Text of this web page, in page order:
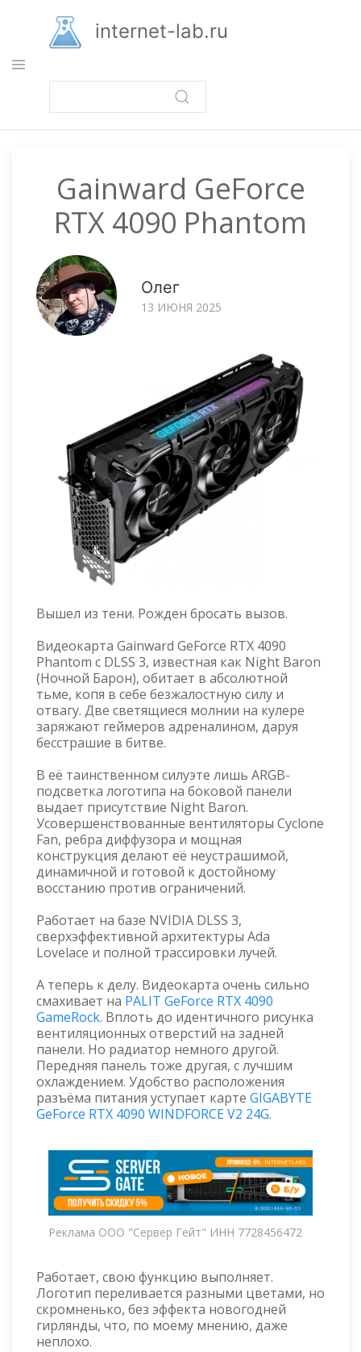
основному
содержанию
internet-lab.ru
Gainward GeForce
RTX 4090 Phantom
Олег
13 ИЮНЯ 2025
Вышел из тени. Рожден бросать вызов.
Видеокарта Gainward GeForce RTX 4090
Phantom с DLSS 3, известная как Night Baron
(Ночной Барон), обитает в абсолютной
тьме, копя в себе безжалостную силу и
отвагу. Две светящиеся молнии на кулере
заряжают геймеров адреналином, даруя
бесстрашие в битве.
В её таинственном силуэте лишь ARGB-
подсветка логотипа на боковой панели
выдает присутствие Night Baron.
Усовершенствованные вентиляторы Cyclone
Fan, ребра диффузора и мощная
конструкция делают её неустрашимой,
динамичной и готовой к достойному
восстанию против ограничений.
Работает на базе NVIDIA DLSS 3,
сверхэффективной архитектуры Ada
Lovelace и полной трассировки лучей.
А теперь к делу. Видеокарта очень сильно
смахивает на PALIT GeForce RTX 4090
GameRock. Вплоть до идентичного рисунка
вентиляционных отверстий на задней
панели. Но радиатор немного другой.
Передняя панель тоже другая, с лучшим
охлаждением. Удобство расположения
разъёма питания уступает карте GIGABYTE
GeForce RTX 4090 WINDFORCE V2 24G.
Реклама ООО "Сервер Гейт" ИНН 7728456472
Работает, свою функцию выполняет.
Логотип переливается разными цветами, но
скромненько, без эффекта новогодней
гирлянды, что, по моему мнению, даже
неплохо.